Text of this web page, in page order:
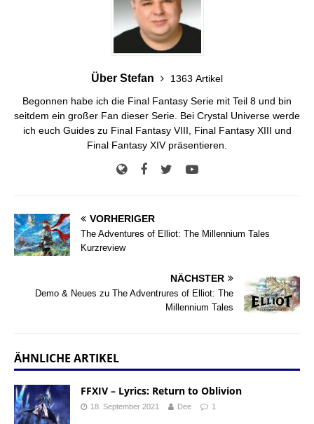
Über Stefan
1363 Artikel
Begonnen habe ich die Final Fantasy Serie mit Teil 8 und bin
seitdem ein großer Fan dieser Serie. Bei Crystal Universe werde
ich euch Guides zu Final Fantasy VIII, Final Fantasy XIII und
Final Fantasy XIV präsentieren.
VORHERIGER
The Adventures of Elliot: The Millennium Tales
Kurzreview
NÄCHSTER
Demo & Neues zu The Adventrures of Elliot: The
Millennium Tales
ÄHNLICHE ARTIKEL
FFXIV – Lyrics: Return to Oblivion
18. September 2021 Dee 1